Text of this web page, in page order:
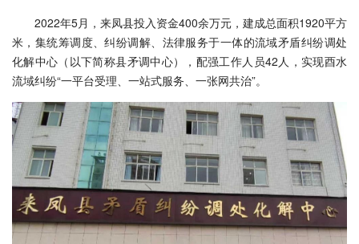
2022年5月，来凤县投入资金400余万元，建成总面积1920平方
米，集统筹调度、纠纷调解、法律服务于一体的流域矛盾纠纷调处
化解中心（以下简称县矛调中心），配强工作人员42人，实现酉水
流域纠纷“一平台受理、一站式服务、一张网共治”。